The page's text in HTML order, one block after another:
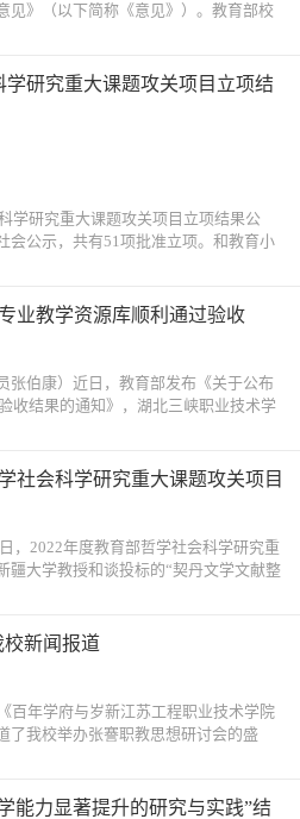
见》（以下简称《意见》）。教育部校
学研究重大课题攻关项目立项结
学研究重大课题攻关项目立项结果公
会公示，共有51项批准立项。和教育小
业教学资源库顺利通过验收
张伯康）近日，教育部发布《关于公布
收结果的通知》，湖北三峡职业技术学
社会科学研究重大课题攻关项目
，2022年度教育部哲学社会科学研究重
疆大学教授和谈投标的“契丹文学文献整
校新闻报道
百年学府与岁新江苏工程职业技术学院
了我校举办张謇职教思想研讨会的盛
能力显著提升的研究与实践”结